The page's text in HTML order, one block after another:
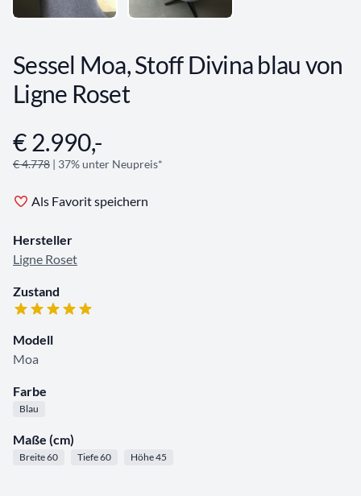
Sessel Moa, Stoff Divina blau von
Ligne Roset
Angebotsinformationen
€ 2.990,-
€ 4.778 | 37% unter Neupreis*
Als Favorit speichern
Hersteller
Ligne Roset
Zustand
Modell
Moa
Farbe
Blau
Maße (cm)
Breite 60 Tiefe 60 Höhe 45